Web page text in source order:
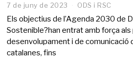
7 de juny de 2023
7
d
e
j
u
ODS i RSC
Els objectius de l’Agenda 2030 de
Sostenible?han entrat amb força als
desenvolupament i de comunicació
catalanes, fins